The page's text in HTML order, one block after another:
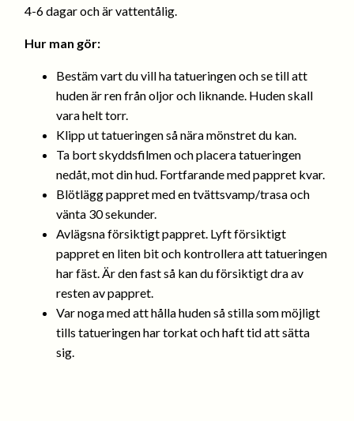
4-6 dagar och är vattentålig.
Hur man gör:
Bestäm vart du vill ha tatueringen och se till att
huden är ren från oljor och liknande. Huden skall
vara helt torr.
Klipp ut tatueringen så nära mönstret du kan.
Ta bort skyddsfilmen och placera tatueringen
nedåt, mot din hud. Fortfarande med pappret kvar.
Blötlägg pappret med en tvättsvamp/trasa och
vänta 30 sekunder.
Avlägsna försiktigt pappret. Lyft försiktigt
pappret en liten bit och kontrollera att tatueringen
har fäst. Är den fast så kan du försiktigt dra av
resten av pappret.
Var noga med att hålla huden så stilla som möjligt
tills tatueringen har torkat och haft tid att sätta
sig.